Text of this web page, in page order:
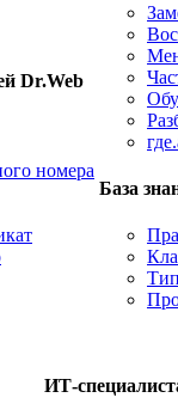
Dr.Web
номера
База
ИТ-